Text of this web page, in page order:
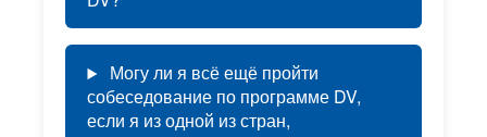
Могу ли я всё ещё пройти
собеседование по программе DV,
если я из одной из стран,